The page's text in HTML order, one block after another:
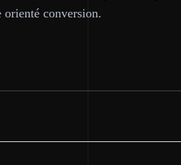
conversion.